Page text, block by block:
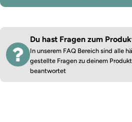
Du hast Fragen zum
In unserem FAQ Bereich sind alle
gestellte Fragen zu deinem Produkt
beantwortet